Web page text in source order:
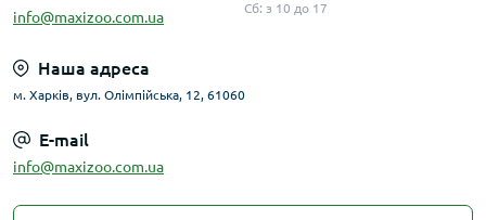
info@maxizoo.com.ua
Сб: з 10 до 17
Наша адреса
м. Харків, вул. Олімпійська, 12, 61060
E-mail
info@maxizoo.com.ua